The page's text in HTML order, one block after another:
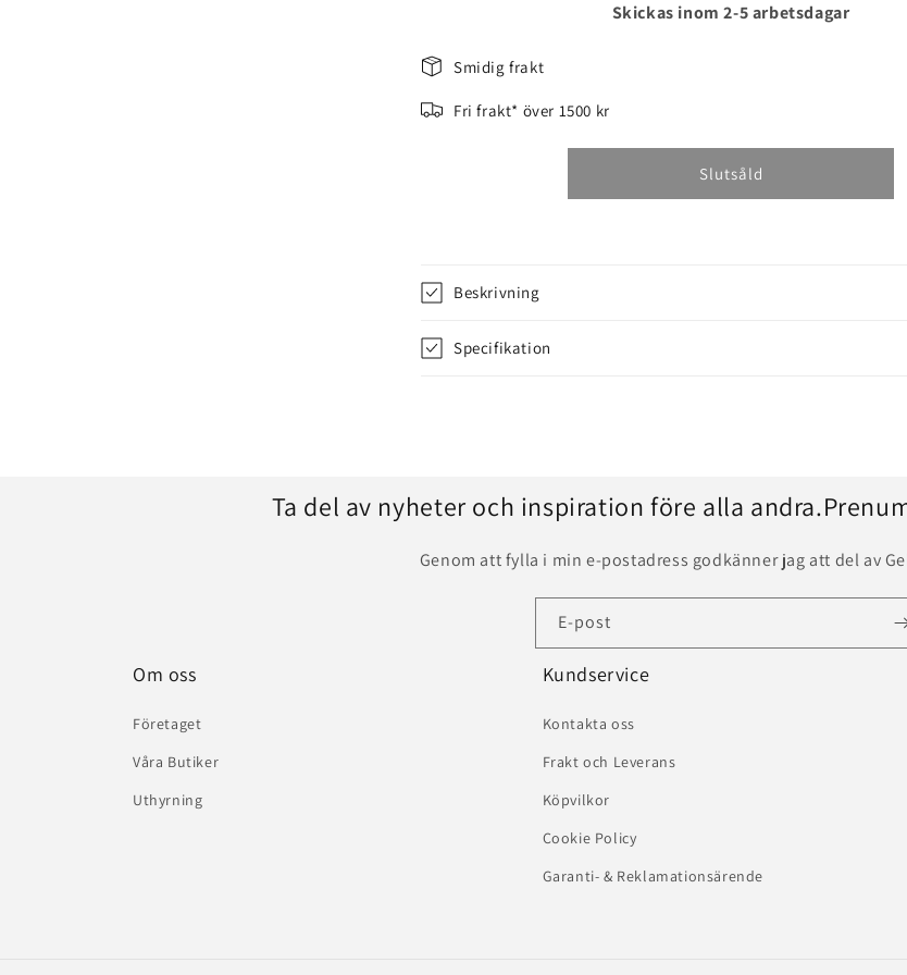
för
för
Skickas inom 2-5 arbetsdagar
Smidig frakt
Fri frakt* över 1500 kr
Slutsåld
Beskrivning
Specifikation
Ta del av nyheter och inspiration före alla
Genom att fylla i min e-postadress godkänner jag att del av
E-post
Om oss
Företaget
Våra Butiker
Uthyrning
Kundservice
Kontakta oss
Frakt och Leverans
Köpvilkor
Cookie Policy
Garanti- & Reklamationsärende